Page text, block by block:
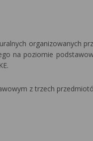
organizowanych
na poziomie
z trzech